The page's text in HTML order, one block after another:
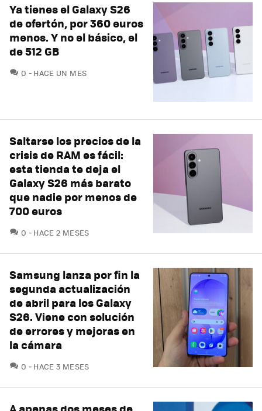
Ya tienes el Galaxy S26
de ofertón, por 360 euros
menos. Y no el básico, el
de 512 GB
0 COMENTARIOS
HACE UN MES
Saltarse los precios de la
crisis de RAM es fácil:
esta tienda te deja el
Galaxy S26 más barato
que nadie por menos de
700 euros
0 COMENTARIOS
HACE 2 MESES
Samsung lanza por fin la
segunda actualización
de abril para los Galaxy
S26. Viene con solución
de errores y mejoras en
la cámara
0 COMENTARIOS
HACE 3 MESES